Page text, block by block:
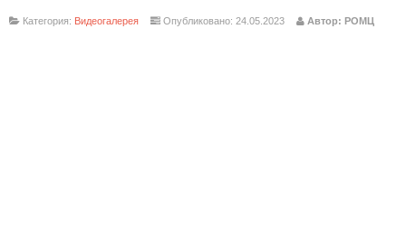
Категория: Видеогалерея Опубликовано: 24.05.2023 Автор: РОМЦ